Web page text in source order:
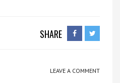
SHARE
LEAVE A COMMENT